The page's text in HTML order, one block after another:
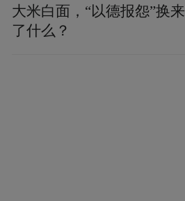
大米白面，“以德报怨”换来
了什么？